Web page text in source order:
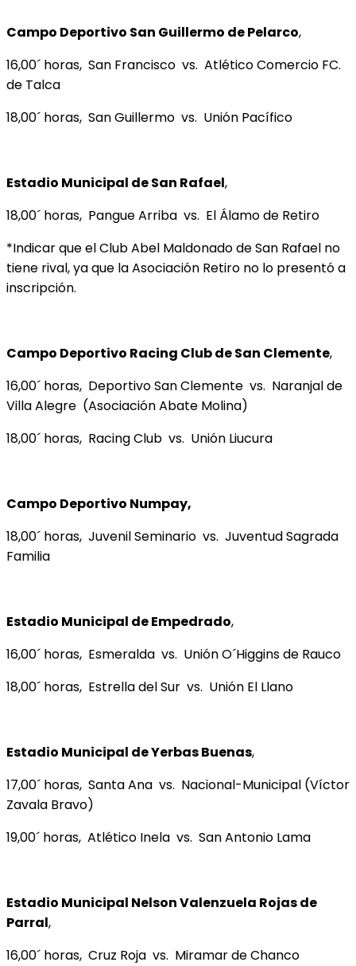
Campo Deportivo San Guillermo de Pelarco,
16,00´ horas, San Francisco vs. Atlético Comercio FC.
de Talca
18,00´ horas, San Guillermo vs. Unión Pacífico
Estadio Municipal de San Rafael,
18,00´ horas, Pangue Arriba vs. El Álamo de Retiro
*Indicar que el Club Abel Maldonado de San Rafael no
tiene rival, ya que la Asociación Retiro no lo presentó a
inscripción.
Campo Deportivo Racing Club de San Clemente,
16,00´ horas, Deportivo San Clemente vs. Naranjal de
Villa Alegre (Asociación Abate Molina)
18,00´ horas, Racing Club vs. Unión Liucura
Campo Deportivo Numpay,
18,00´ horas, Juvenil Seminario vs. Juventud Sagrada
Familia
Estadio Municipal de Empedrado,
16,00´ horas, Esmeralda vs. Unión O´Higgins de Rauco
18,00´ horas, Estrella del Sur vs. Unión El Llano
Estadio Municipal de Yerbas Buenas,
17,00´ horas, Santa Ana vs. Nacional-Municipal (Víctor
Zavala Bravo)
19,00´ horas, Atlético Inela vs. San Antonio Lama
Estadio Municipal Nelson Valenzuela Rojas de
Parral,
16,00´ horas, Cruz Roja vs. Miramar de Chanco